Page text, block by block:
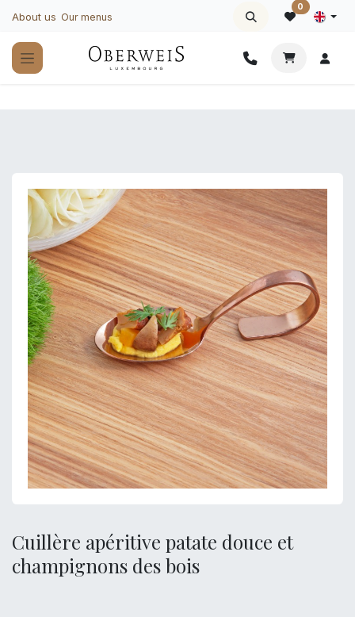
About us Our menus
0
Cuillère apéritive patate douce et
champignons des bois